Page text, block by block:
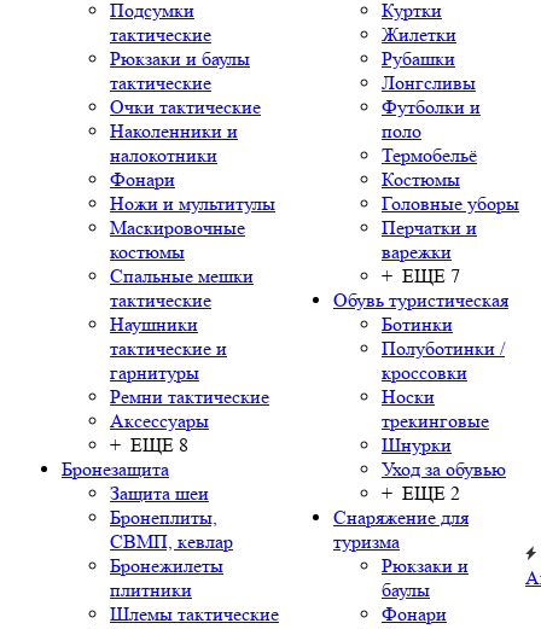
Подсумки
тактические
Рюкзаки и баулы
тактические
Очки тактические
Наколенники и
налокотники
Фонари
Ножи и мультитулы
Маскировочные
костюмы
Спальные мешки
тактические
Наушники
тактические и
гарнитуры
Ремни тактические
Аксессуары
+ ЕЩЕ 8
Бронезащита
Защита шеи
Бронеплиты,
СВМП, кевлар
Бронежилеты
плитники
Шлемы тактические
Куртки
Жилетки
Рубашки
Лонгсливы
Футболки и
поло
Термобельё
Костюмы
Головные уборы
Перчатки и
варежки
+ ЕЩЕ 7
Обувь туристическая
Ботинки
Полуботинки /
кроссовки
Носки
трекинговые
Шнурки
Уход за обувью
+ ЕЩЕ 2
Снаряжение для
туризма
Рюкзаки и
баулы
Фонари